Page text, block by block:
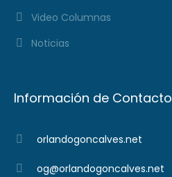
Video Columnas
Noticias
Información de Contacto
orlandogoncalves.net
og@orlandogoncalves.net